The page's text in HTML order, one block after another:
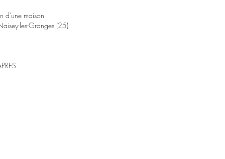
d'une maison
les-Granges (25)